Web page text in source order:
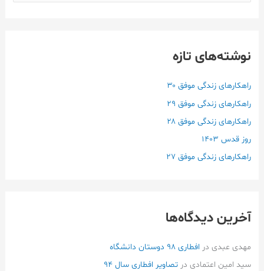
س
و
ر
ی
نوشته‌های تازه
راهکارهای زندگی موفق ۳۰
راهکارهای زندگی موفق ۲۹
راهکارهای زندگی موفق ۲۸
روز قدس ۱۴۰3
راهکارهای زندگی موفق ۲۷
آخرین دیدگاه‌ها
مهدی عبدی در افطاری ۹۸ دوستان دانشگاه
سید امین اعتمادی درتصاویر افطاری سال 94